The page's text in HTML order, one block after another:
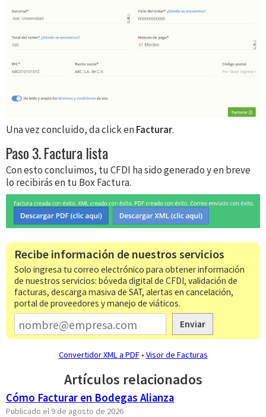
Una vez concluido, da click enFacturar.
Paso 3. Factura lista
Con esto concluimos, tu CFDI ha sido generado y en breve
lo recibirás en tu Box Factura.
Recibe información de nuestros servicios
Solo ingresa tu correo electrónico para obtener información
de nuestros servicios: bóveda digital de CFDI, validación de
facturas, descarga masiva de SAT, alertas en cancelación,
portal de proveedores y manejo de viáticos.
Enviar
Convertidor XML a PDF• Visor de Facturas
Artículos relacionados
Cómo Facturar en Bodegas Alianza
Publicado el 9 de agosto de 2026